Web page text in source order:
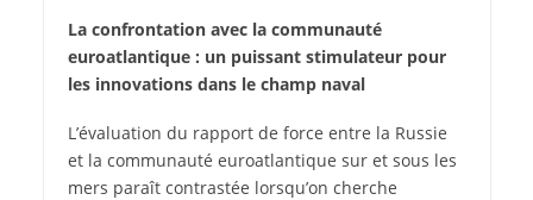
La confrontation avec la communauté
euroatlantique : un puissant stimulateur pour
les innovations dans le champ naval
L’évaluation du rapport de force entre la Russie
et la communauté euroatlantique sur et sous les
mers paraît contrastée lorsqu’on cherche